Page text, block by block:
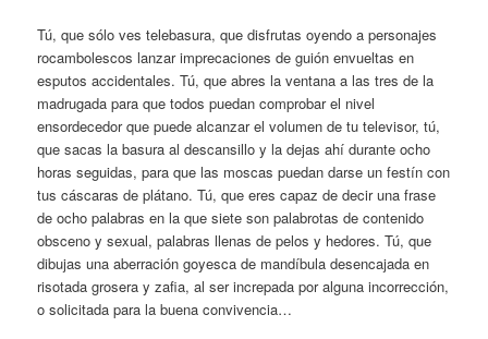
Tú, que sólo ves telebasura, que disfrutas oyendo a personajes
rocambolescos lanzar imprecaciones de guión envueltas en
esputos accidentales. Tú, que abres la ventana a las tres de la
madrugada para que todos puedan comprobar el nivel
ensordecedor que puede alcanzar el volumen de tu televisor, tú,
que sacas la basura al descansillo y la dejas ahí durante ocho
horas seguidas, para que las moscas puedan darse un festín con
tus cáscaras de plátano. Tú, que eres capaz de decir una frase
de ocho palabras en la que siete son palabrotas de contenido
obsceno y sexual, palabras llenas de pelos y hedores. Tú, que
dibujas una aberración goyesca de mandíbula desencajada en
risotada grosera y zafia, al ser increpada por alguna incorrección,
o solicitada para la buena convivencia…